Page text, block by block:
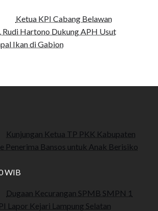
Ketua KPI Cabang Belawan
Rudi Hartono Dukung APH Usut
Ikan di Gabion
Kunjungan Ketua TP PKK Kabupaten
Penerima Bansos untuk Anak Berisiko
WIB
Dugaan Kecurangan SPMB SMPN 1
Lapor Kejari Lampung Selatan